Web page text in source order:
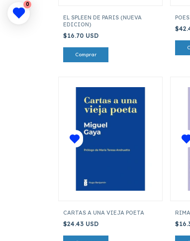
EL SPLEEN DE PARIS (NUEVA
EDICION)
$16.70 USD
CARTAS A UNA VIEJA POETA
$24.43 USD
0